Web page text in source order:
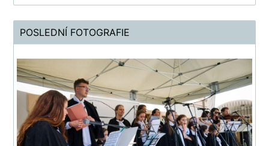
POSLEDNÍ FOTOGRAFIE